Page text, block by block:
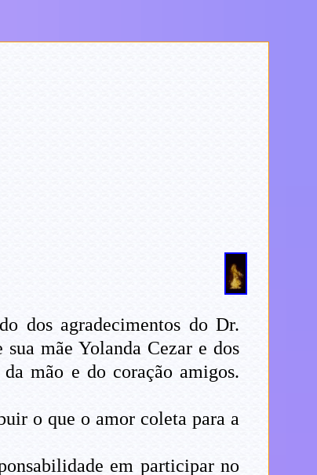
dos agradecimentos do Dr.
mãe Yolanda Cezar e dos
mão e do coração amigos.
o que o amor coleta para a
em participar no